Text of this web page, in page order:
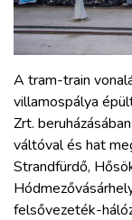
A tram-train
villamospálya
Zrt.
váltóval és hat
Strandfürdő,
felsővezeték-